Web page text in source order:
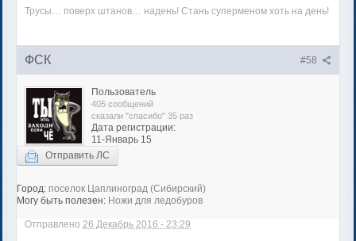
Трусы… поверх штанов… надень! Стань суперменом хоть на день!
#58
ФСК
Пользователь
405 сообщений
сказали "спасибо" 35 раз
Дата регистрации:
11-Январь 15
Отправить ЛС
Город: поселок Цаплиноград (Сибирский)
Могу быть полезен: Ножи для ледобуров
Отправлено26 Декабрь 2016 - 23:29